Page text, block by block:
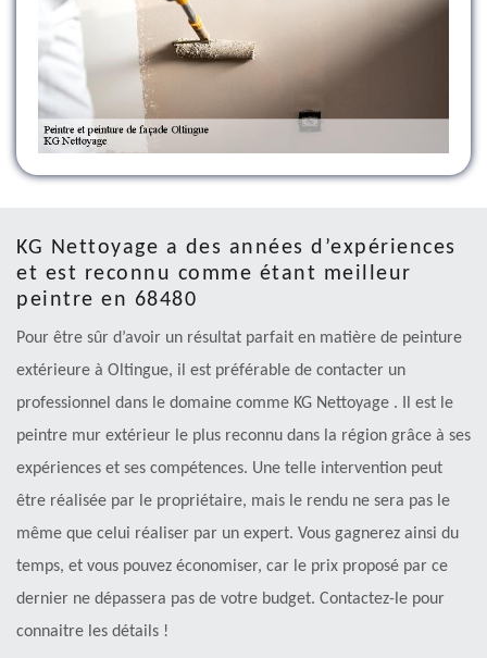
KG Nettoyage a des années d’expériences
et est reconnu comme étant meilleur
peintre en 68480
Pour être sûr d’avoir un résultat parfait en matière de peinture
extérieure à Oltingue, il est préférable de contacter un
professionnel dans le domaine comme KG Nettoyage . Il est le
peintre mur extérieur le plus reconnu dans la région grâce à ses
expériences et ses compétences. Une telle intervention peut
être réalisée par le propriétaire, mais le rendu ne sera pas le
même que celui réaliser par un expert. Vous gagnerez ainsi du
temps, et vous pouvez économiser, car le prix proposé par ce
dernier ne dépassera pas de votre budget. Contactez-le pour
connaitre les détails !